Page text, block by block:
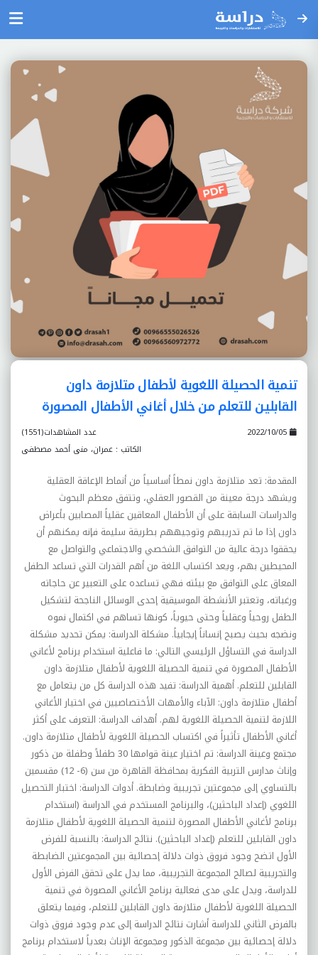
تنمية الحصيلة اللغوية لأطفال متلازمة داون
القابلين للتعلم من خلال أغاني الأطفال المصورة
عدد المشاهدات(1551)
الكاتب : عمران، منى أحمد مصطفى
المقدمة: تعد متلازمة داون نمطاً أساسياً من أنماط الإعاقة العقلية
ويشهد درجة معينة من القصور العقلي، وتتفق معظم البحوث
والدراسات السابقة على أن الأطفال المعاقين عقلياً المصابين بأعراض
داون إذا ما تم تدريبهم وتوجيههم بطريقة سليمة فإنه يمكنهم أن
يحققوا درجة عالية من التوافق الشخصي والاجتماعي والتواصل مع
المحيطين بهم، ويعد اكتساب اللغة من أهم القدرات التي تساعد الطفل
المعاق على التوافق مع بيئته فهي تساعده على التعبير عن حاجاته
ورغباته، وتعتبر الأنشطة الموسيقية إحدى الوسائل الناجحة لتشكيل
الطفل روحياً وعقلياً وحتى حيوياً، كونها تساهم في اكتمال نموه
ونضجه بحيث يصبح إنساناً إيجابياً. مشكلة الدراسة: يمكن تحديد مشكلة
الدراسة في التساؤل الرئيسي التالي: ما فاعلية استخدام برنامج لأغاني
الأطفال المصورة في تنمية الحصيلة اللغوية لأطفال متلازمة داون
القابلين للتعلم. أهمية الدراسة: تفيد هذه الدراسة كل من يتعامل مع
أطفال متلازمة داون: الآباء والأمهات الأختصاصيين في اختيار الأغاني
اللازمة لتنمية الحصيلة اللغوية لهم. أهداف الدراسة: التعرف على أكثر
أغاني الأطفال تأثيراً في اكتساب الحصيلة اللغوية لأطفال متلازمة داون.
مجتمع وعينة الدراسة: تم اختيار عينة قوامها 30 طفلاً وطفلة من ذكور
وإناث مدارس التربية الفكرية بمحافظة القاهرة من سن (6- 12) مقسمين
بالتساوي إلى مجموعتين تجريبية وضابطة. أدوات الدراسة: اختبار التحصيل
اللغوي (إعداد الباحثين)، والبرنامج المستخدم في الدراسة (استخدام
برنامج لأغاني الأطفال المصورة لتنمية الحصيلة اللغوية لأطفال متلازمة
داون القابلين للتعلم (إعداد الباحثين). نتائج الدراسة: بالنسبة للفرض
الأول اتضح وجود فروق ذوات دلالة إحصائية بين المجموعتين الضابطة
والتجريبية لصالح المجموعة التجريبية، مما يدل على تحقق الفرض الأول
للدراسة، ويدل على مدى فعالية برنامج الأغاني المصورة في تنمية
الحصيلة اللغوية لأطفال متلازمة داون القابلين للتعلم، وفيما يتعلق
بالفرض الثاني للدراسة أشارت نتائج الدراسة إلى عدم وجود فروق ذوات
دلالة إحصائية بين مجموعة الذكور ومجموعة الإناث بعدياً لاستخدام برنامج